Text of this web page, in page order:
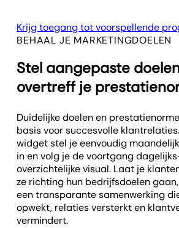
Krijg toegang tot voorspellende
BEHAAL JE MARKETINGDOELEN
Stel aangepaste
overtreff je
Duidelijke doelen en
basis voor succesvolle
widget stel je eenvoudig
in en volg je de voortgang
overzichtelijke visual. Laat je
ze richting hun bedrijfsdoelen
een transparante samenwerking
opwekt, relaties versterkt en
vermindert.